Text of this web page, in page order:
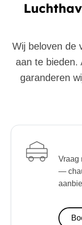
Wij beloven de
aan te bieden.
garanderen
Vraag
—